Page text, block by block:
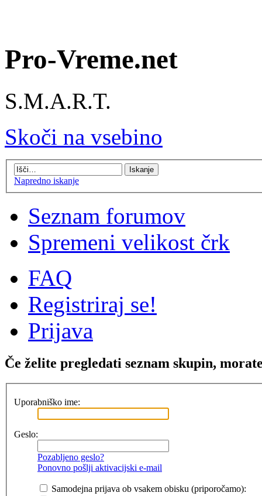
Pro-Vreme.net
S.M.A.R.T.
Skoči na vsebino
Napredno iskanje
Seznam forumov
Spremeni velikost črk
FAQ
Registriraj se!
Prijava
Če želite pregledati seznam skupin,
Uporabniško ime:
Geslo:
Pozabljeno geslo?
Ponovno pošlji aktivacijski e-mail
Samodejna prijava ob vsakem obisku (priporočamo):